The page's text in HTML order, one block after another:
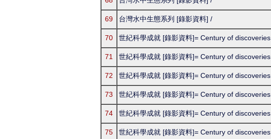
69
台灣水中生態系列 [錄影資料] /
70
世紀科學成就 [錄影資料]= Century of discoveries
71
世紀科學成就 [錄影資料]= Century of discoveries
72
世紀科學成就 [錄影資料]= Century of discoveries
73
世紀科學成就 [錄影資料]= Century of discoveries
74
世紀科學成就 [錄影資料]= Century of discoveries
75
世紀科學成就 [錄影資料]= Century of discoveries